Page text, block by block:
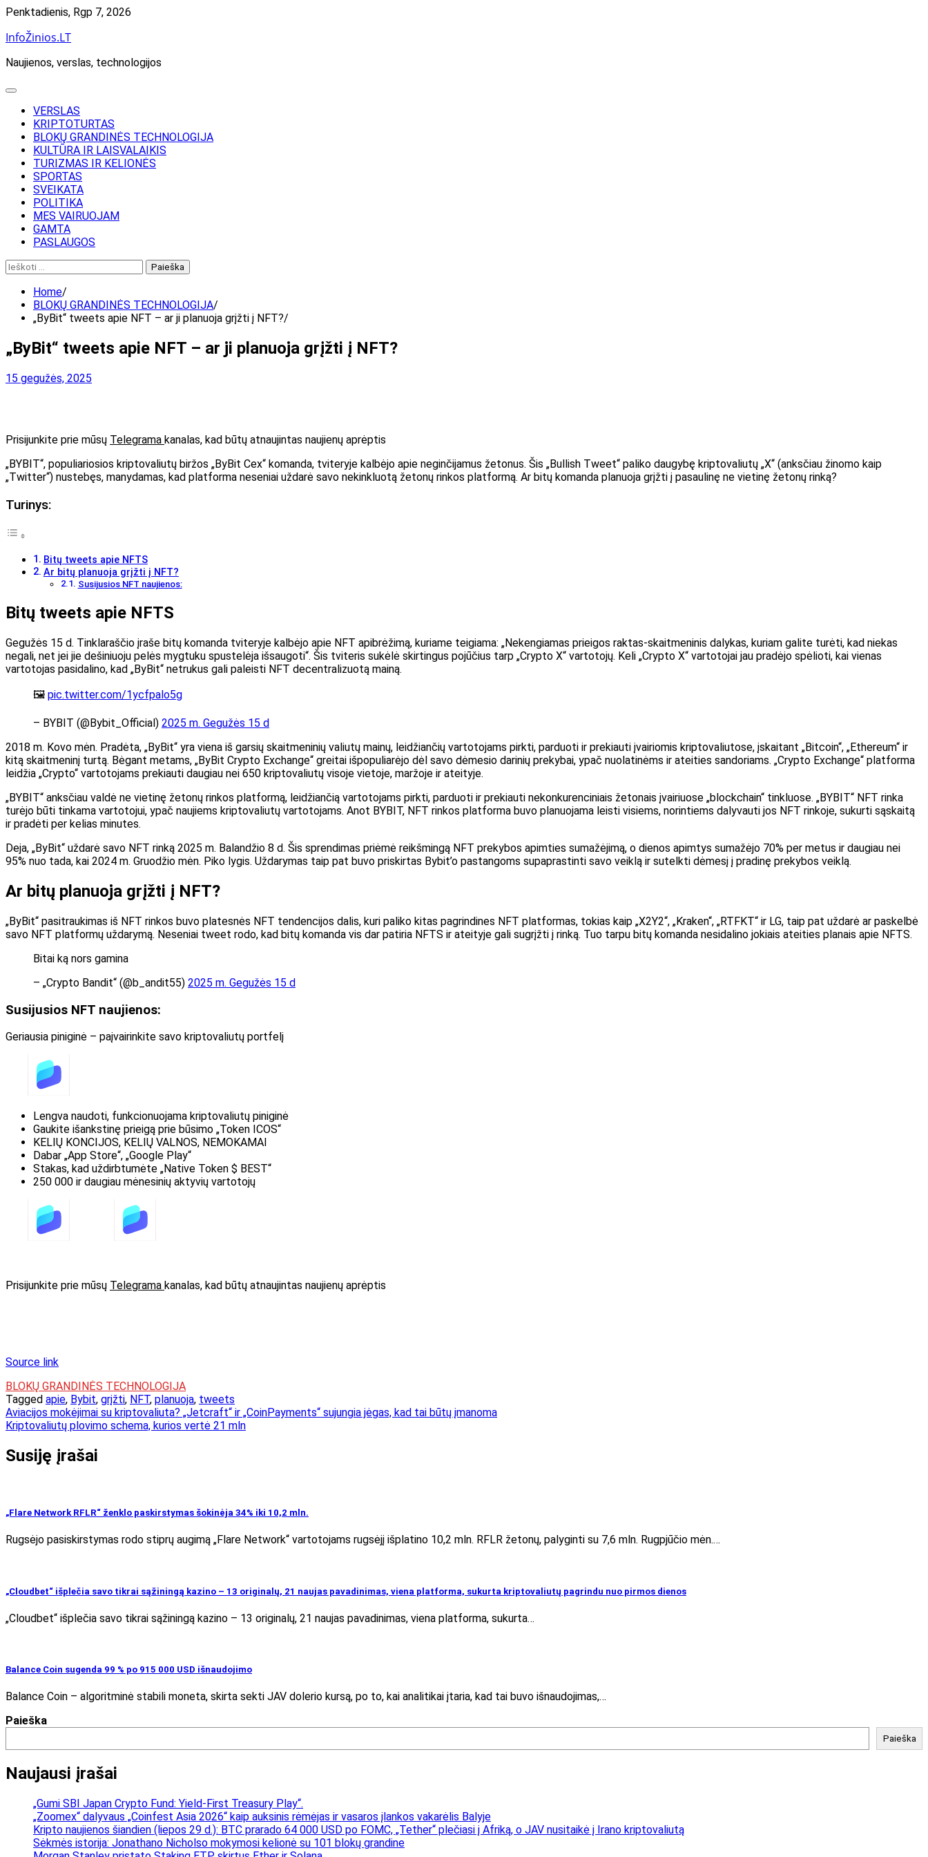
Skip
content
Penktadienis, Rgp 7, 2026
InfoŽinios.LT
Naujienos, verslas, technologijos
VERSLAS
KRIPTOTURTAS
BLOKŲ GRANDINĖS TECHNOLOGIJA
KULTŪRA IR LAISVALAIKIS
TURIZMAS IR KELIONĖS
SPORTAS
SVEIKATA
POLITIKA
MES VAIRUOJAM
GAMTA
PASLAUGOS
Ieškoti:
Home
BLOKŲ GRANDINĖS TECHNOLOGIJA
„ByBit“ tweets apie NFT – ar ji planuoja grįžti į NFT?
„ByBit“ tweets apie NFT – ar ji planuoja grįžti į NFT?
15 gegužės, 2025
Prisijunkite prie mūsų Telegrama kanalas, kad būtų atnaujintas naujienų aprėptis
„BYBIT“, populiariosios kriptovaliutų biržos „ByBit Cex“ komanda, tviteryje kalbėjo apie neginčijamus žetonus. Šis „Bullish Tweet“ paliko daugybę kriptovaliutų „X“ (anksčiau žinomo kaip
„Twitter“) nustebęs, manydamas, kad platforma neseniai uždarė savo nekinkluotą žetonų rinkos platformą. Ar bitų komanda planuoja grįžti į pasaulinę ne vietinę žetonų rinką?
Turinys:
Bitų tweets apie NFTS
Ar bitų planuoja grįžti į NFT?
Susijusios NFT naujienos:
Bitų tweets apie NFTS
Gegužės 15 d. Tinklaraščio įraše bitų komanda tviteryje kalbėjo apie NFT apibrėžimą, kuriame teigiama: „Nekengiamas prieigos raktas-skaitmeninis dalykas, kuriam galite turėti, kad niekas
negali, net jei jie dešiniuoju pelės mygtuku spustelėja išsaugoti“. Šis tviteris sukėlė skirtingus pojūčius tarp „Crypto X“ vartotojų. Keli „Crypto X“ vartotojai jau pradėjo spėlioti, kai vienas
vartotojas pasidalino, kad „ByBit“ netrukus gali paleisti NFT decentralizuotą mainą.
🖼️ pic.twitter.com/1ycfpalo5g
– BYBIT (@Bybit_Official) 2025 m. Gegužės 15 d
2018 m. Kovo mėn. Pradėta, „ByBit“ yra viena iš garsių skaitmeninių valiutų mainų, leidžiančių vartotojams pirkti, parduoti ir prekiauti įvairiomis kriptovaliutose, įskaitant „Bitcoin“, „Ethereum“ ir
kitą skaitmeninį turtą. Bėgant metams, „ByBit Crypto Exchange“ greitai išpopuliarėjo dėl savo dėmesio darinių prekybai, ypač nuolatinėms ir ateities sandoriams. „Crypto Exchange“ platforma
leidžia „Crypto“ vartotojams prekiauti daugiau nei 650 kriptovaliutų visoje vietoje, maržoje ir ateityje.
„BYBIT“ anksčiau valdė ne vietinę žetonų rinkos platformą, leidžiančią vartotojams pirkti, parduoti ir prekiauti nekonkurenciniais žetonais įvairiuose „blockchain“ tinkluose. „BYBIT“ NFT rinka
turėjo būti tinkama vartotojui, ypač naujiems kriptovaliutų vartotojams. Anot BYBIT, NFT rinkos platforma buvo planuojama leisti visiems, norintiems dalyvauti jos NFT rinkoje, sukurti sąskaitą
ir pradėti per kelias minutes.
Deja, „ByBit“ uždarė savo NFT rinką 2025 m. Balandžio 8 d. Šis sprendimas priėmė reikšmingą NFT prekybos apimties sumažėjimą, o dienos apimtys sumažėjo 70% per metus ir daugiau nei
95% nuo tada, kai 2024 m. Gruodžio mėn. Piko lygis. Uždarymas taip pat buvo priskirtas Bybit’o pastangoms supaprastinti savo veiklą ir sutelkti dėmesį į pradinę prekybos veiklą.
Ar bitų planuoja grįžti į NFT?
„ByBit“ pasitraukimas iš NFT rinkos buvo platesnės NFT tendencijos dalis, kuri paliko kitas pagrindines NFT platformas, tokias kaip „X2Y2“, „Kraken“, „RTFKT“ ir LG, taip pat uždarė ar paskelbė
savo NFT platformų uždarymą. Neseniai tweet rodo, kad bitų komanda vis dar patiria NFTS ir ateityje gali sugrįžti į rinką. Tuo tarpu bitų komanda nesidalino jokiais ateities planais apie NFTS.
Bitai ką nors gamina
– „Crypto Bandit“ (@b_andit55) 2025 m. Gegužės 15 d
Susijusios NFT naujienos:
Geriausia piniginė – paįvairinkite savo kriptovaliutų portfelį
Lengva naudoti, funkcionuojama kriptovaliutų piniginė
Gaukite išankstinę prieigą prie būsimo „Token ICOS“
KELIŲ KONCIJOS, KELIŲ VALNOS, NEMOKAMAI
Dabar „App Store“, „Google Play“
Stakas, kad uždirbtumėte „Native Token $ BEST“
250 000 ir daugiau mėnesinių aktyvių vartotojų
Prisijunkite prie mūsų Telegrama kanalas, kad būtų atnaujintas naujienų aprėptis
Source link
BLOKŲ GRANDINĖS TECHNOLOGIJA
Tagged apie, Bybit, grįžti, NFT, planuoja, tweets
Navigacija
tarp
įrašų
Aviacijos mokėjimai su kriptovaliuta? „Jetcraft“ ir „CoinPayments“ sujungia jėgas, kad tai būtų įmanoma
Kriptovaliutų plovimo schema, kurios vertė 21 mln
Susiję įrašai
„Flare Network RFLR“ ženklo paskirstymas šokinėja 34% iki 10,2 mln.
Rugsėjo pasiskirstymas rodo stiprų augimą „Flare Network“ vartotojams rugsėjį išplatino 10,2 mln. RFLR žetonų, palyginti su 7,6 mln. Rugpjūčio mėn.…
„Cloudbet“ išplečia savo tikrai sąžiningą kazino – 13 originalų, 21 naujas pavadinimas, viena platforma, sukurta kriptovaliutų pagrindu nuo pirmos dienos
„Cloudbet“ išplečia savo tikrai sąžiningą kazino – 13 originalų, 21 naujas pavadinimas, viena platforma, sukurta…
Balance Coin sugenda 99 % po 915 000 USD išnaudojimo
Balance Coin – algoritminė stabili moneta, skirta sekti JAV dolerio kursą, po to, kai analitikai įtaria, kad tai buvo išnaudojimas,…
Paieška
Paieška
Naujausi įrašai
„Gumi SBI Japan Crypto Fund: Yield-First Treasury Play“.
„Zoomex“ dalyvaus „Coinfest Asia 2026“ kaip auksinis rėmėjas ir vasaros įlankos vakarėlis Balyje
Kripto naujienos šiandien (liepos 29 d.): BTC prarado 64 000 USD po FOMC, „Tether“ plečiasi į Afriką, o JAV nusitaikė į Irano kriptovaliutą
Sėkmės istorija: Jonathano Nicholso mokymosi kelionė su 101 blokų grandine